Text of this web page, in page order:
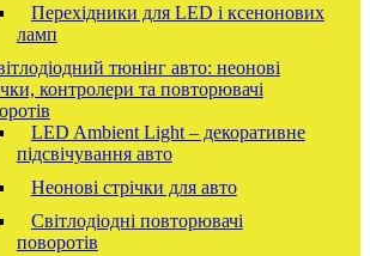
Перехідники для LED і ксенонових
ламп
тюнінг авто: неонові
контролери та повторювачі
LED Ambient Light – декоративне
підсвічування авто
Неонові стрічки для авто
Світлодіодні повторювачі
поворотів